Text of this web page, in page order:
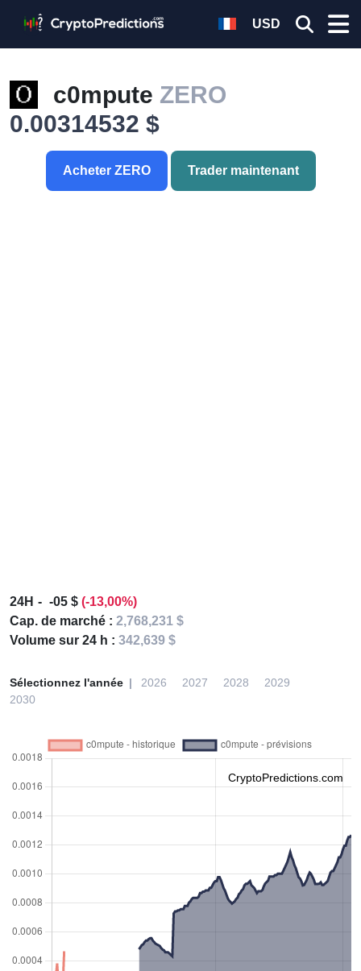
USD
c0mpute ZERO
0.00314532 $
Acheter ZERO Trader maintenant
24H -05 $ (-13,00%)
Cap. de marché : 2,768,231 $
Volume sur 24 h : 342,639 $
Sélectionnez l'année 2026 2027 2028
2029
2030
CryptoPredictions.com